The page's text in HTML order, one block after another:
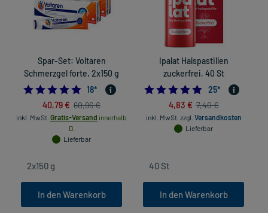
Spar-Set: Voltaren
Schmerzgel forte, 2x150 g
5.0
18*
40,79 € 60,96 €
inkl. MwSt. Gratis-Versand innerhalb
D.
Lieferbar
In den Warenkorb
Ipalat Halspastillen
zuckerfrei, 40 St
4.8
25*
4,83 € 7,40 €
inkl. MwSt. zzgl. Versandkosten
Lieferbar
In den Warenkorb